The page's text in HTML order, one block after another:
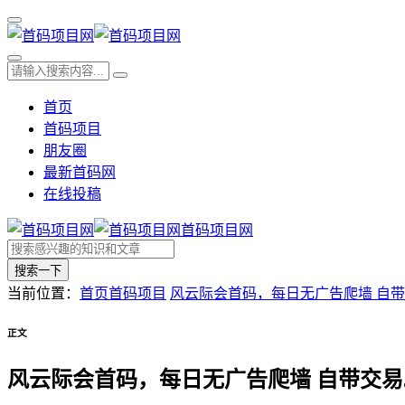
首页
首码项目
朋友圈
最新首码网
在线投稿
首码项目网
搜索一下
当前位置： 首页首码项目 风云际会首码，每日无广告爬墙 ​自带
正文
风云际会首码，每日无广告爬墙 ​自带交易